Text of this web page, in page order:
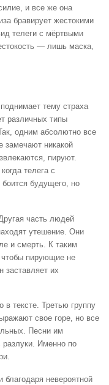
и все же она
бравирует жестокими
телеги с мёртвыми
— лишь маска,
тему страха
различных типы
одним абсолютно все
замечают никакой
пируют.
телега с
будущего, но
часть людей
утешение. Они
и смерть. К таким
пирующие не
заставляет их
в тексте. Третью группу
свое горе, но все
Песни им
разлуки. Именно по
невероятной